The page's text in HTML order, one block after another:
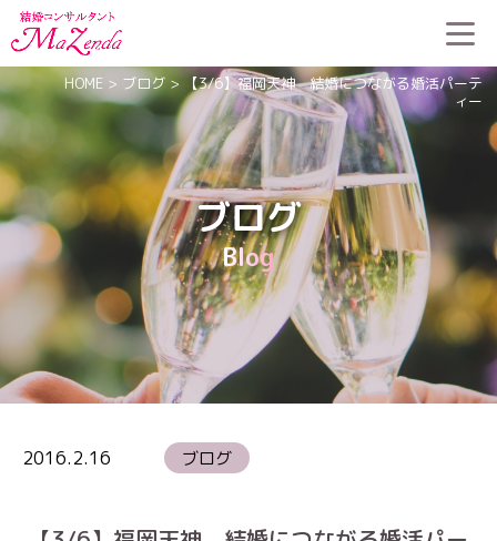
ブログ
Blog
HOME > ブログ >
【3/6】福岡天神 結婚につながる婚活パーテ
ィー
2016.2.16 ブログ